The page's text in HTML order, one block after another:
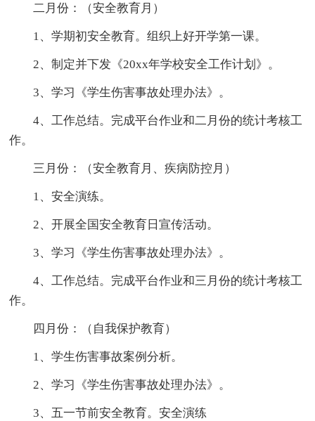
二月份：（安全教育月）
1、学期初安全教育。组织上好开学第一课。
2、制定并下发《20xx年学校安全工作计划》。
3、学习《学生伤害事故处理办法》。
4、工作总结。完成平台作业和二月份的统计考核工
作。
三月份：（安全教育月、疾病防控月）
1、安全演练。
2、开展全国安全教育日宣传活动。
3、学习《学生伤害事故处理办法》。
4、工作总结。完成平台作业和三月份的统计考核工
作。
四月份：（自我保护教育）
1、学生伤害事故案例分析。
2、学习《学生伤害事故处理办法》。
3、五一节前安全教育。安全演练